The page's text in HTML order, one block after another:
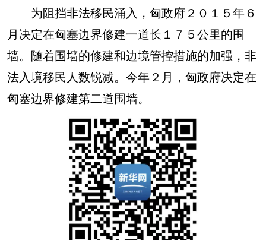
为阻挡非法移民涌入，匈政府２０１５年６
月决定在匈塞边界修建一道长１７５公里的围
墙。随着围墙的修建和边境管控措施的加强，非
法入境移民人数锐减。今年２月，匈政府决定在
匈塞边界修建第二道围墙。